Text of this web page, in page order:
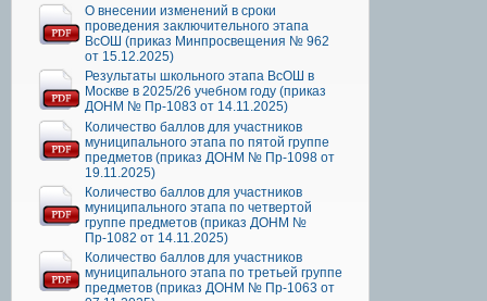
О внесении изменений в сроки
проведения заключительного этапа
ВсОШ (приказ Минпросвещения № 962
от 15.12.2025)
Результаты школьного этапа ВсОШ в
Москве в 2025/26 учебном году (приказ
ДОНМ № Пр-1083 от 14.11.2025)
Количество баллов для участников
муниципального этапа по пятой группе
предметов (приказ ДОНМ № Пр-1098 от
19.11.2025)
Количество баллов для участников
муниципального этапа по четвертой
группе предметов (приказ ДОНМ №
Пр-1082 от 14.11.2025)
Количество баллов для участников
муниципального этапа по третьей группе
предметов (приказ ДОНМ № Пр-1063 от